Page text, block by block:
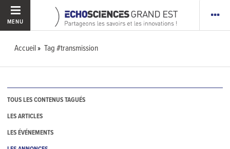
MENU
Accueil Tag #transmission
TOUS LES CONTENUS TAGUÉS
LES ARTICLES
LES ÉVÉNEMENTS